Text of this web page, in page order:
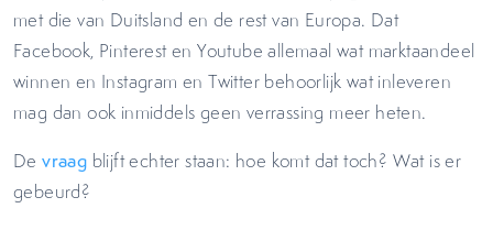
met die van Duitsland en de rest van Europa. Dat
Facebook, Pinterest en Youtube allemaal wat marktaandeel
winnen en Instagram en Twitter behoorlijk wat inleveren
mag dan ook inmiddels geen verrassing meer heten.
Devraag blijft echter staan: hoe komt dat toch? Wat is er
gebeurd?